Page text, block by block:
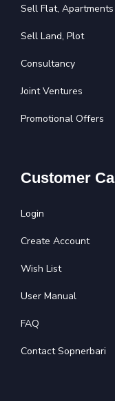
Sell Flat, Apartments
Sell Land, Plot
Consultancy
Joint Ventures
Promotional Offers
Customer
Login
Create Account
Wish List
User Manual
FAQ
Contact Sopnerbari